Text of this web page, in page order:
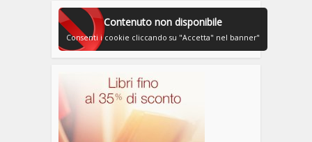
Contenuto non disponibile
Consenti i cookie cliccando su "Accetta" nel banner"